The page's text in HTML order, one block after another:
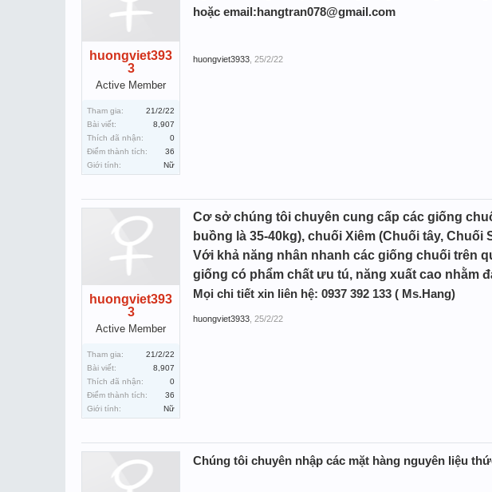
huongviet393
3
Active Member
Tham gia:
21/2/22
Bài viết:
8,907
Thích đã nhận:
0
Điểm thành tích:
36
Giới tính:
Nữ
hoặc email:hangtran078@gmail.com
huongviet3933 25/2/22
huongviet393
3
Active Member
Tham gia:
21/2/22
Bài viết:
8,907
Thích đã nhận:
0
Điểm thành tích:
36
Giới tính:
Nữ
Cơ sở chúng tôi chuyên cung cấp các giống
buồng là 35-40kg), chuối Xiêm (Chuối tây,
Với khả năng nhân nhanh các giống chuối trên
giống có phẩm chất ưu tú, năng xuất cao nhằm
Mọi chi tiết xin liên hệ: 0937 392 133 ( Ms.Hang)
huongviet3933 25/2/22
Chúng tôi chuyên nhập các mặt hàng nguyên liệu